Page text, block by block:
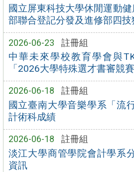
國立屏東科技大學休閒運動
部聯合登記分發及進修部四
2026-06-23 註冊組
中華未來學校教育學會與
「2026大學特殊選才書審競賽
2026-06-18 註冊組
國立臺南大學音樂學系「流
計術科成績
2026-06-18 註冊組
淡江大學商管學院會計學系
資訊